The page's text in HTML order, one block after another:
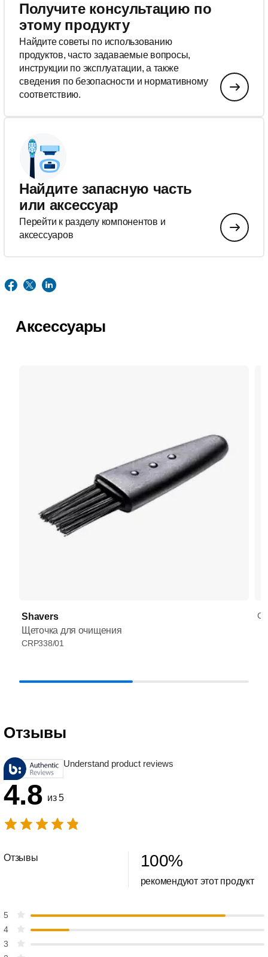
Получите консультацию по
этому продукту
Найдите советы по использованию
продуктов, часто задаваемые вопросы,
инструкции по эксплуатации, а также
сведения по безопасности и нормативному
соответствию.
Найдите запасную часть
или аксессуар
Перейти к разделу компонентов и
аксессуаров
Аксессуары
Shavers
Щеточка для очищения
CRP338/01
Отзывы
Understand product reviews
4.8 из 5
Отзывы 100%
рекомендуют этот продукт
5
4
3